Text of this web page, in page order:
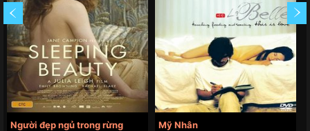
Người đẹp ngủ trong rừng Mỹ Nhân